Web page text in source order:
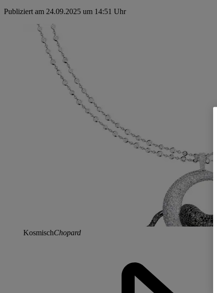
Publiziert am 24.09.2025 um 14:51 Uhr
KosmischChopard